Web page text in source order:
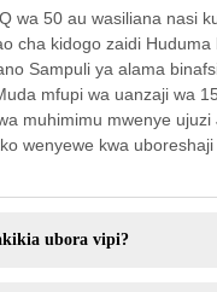
wa 50 au wasiliana nasi
cha kidogo zaidi Huduma
Sampuli ya alama
mfupi wa uanzaji wa
muhimimu mwenye ujuzi
wenyewe kwa uboreshaji
ubora vipi?